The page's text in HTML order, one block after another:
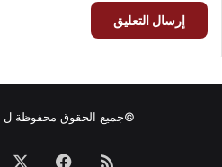
©جميع الحقوق محفوظة ل
ملخص فيسبوك